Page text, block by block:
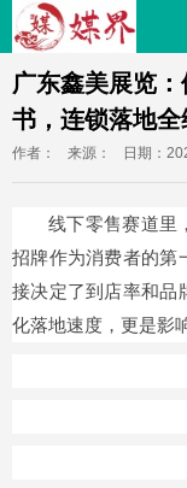
广东鑫美展览
书，连锁落地全
作者： 来源： 日期：
线下零售赛道里
招牌作为消费者的第
接决定了到店率和品
化落地速度，更是影